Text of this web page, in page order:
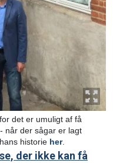
det er umuligt af få
når der sågar er lagt
historie her.
der ikke kan få